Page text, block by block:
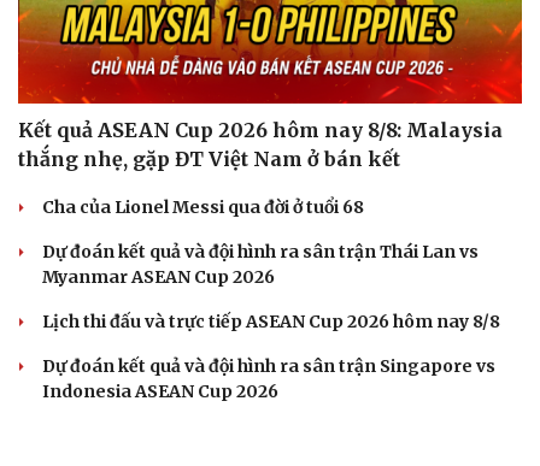
Kết quả ASEAN Cup 2026 hôm nay 8/8: Malaysia
thắng nhẹ, gặp ĐT Việt Nam ở bán kết
Cha của Lionel Messi qua đời ở tuổi 68
Dự đoán kết quả và đội hình ra sân trận Thái Lan vs
Myanmar ASEAN Cup 2026
Lịch thi đấu và trực tiếp ASEAN Cup 2026 hôm nay 8/8
Dự đoán kết quả và đội hình ra sân trận Singapore vs
Indonesia ASEAN Cup 2026